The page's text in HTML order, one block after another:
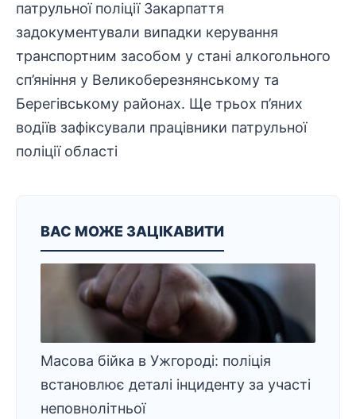
патрульної поліції Закарпаття
задокументували випадки керування
транспортним засобом у стані алкогольного
сп’яніння у Великоберезнянському та
Берегівському районах. Ще трьох п’яних
водіїв зафіксували працівники патрульної
поліції області
ВАС МОЖЕ ЗАЦІКАВИТИ
Масова бійка в Ужгороді: поліція
встановлює деталі інциденту за участі
неповнолітньої